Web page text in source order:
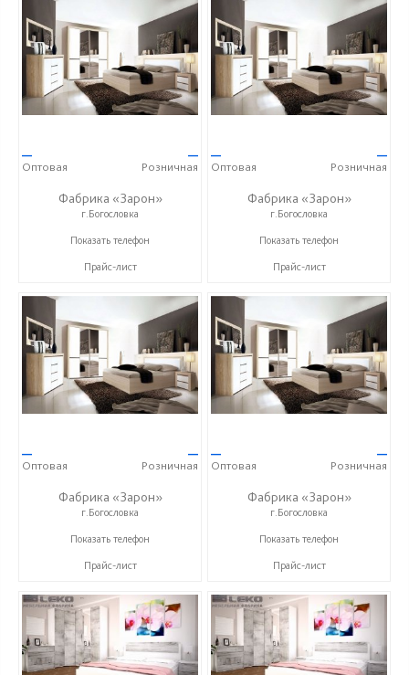
—
Оптовая
—
Розничная
Фабрика «Зарон»
г.Богословка
+7 (8412) 21-50-66
Показать телефон
Прайс-лист
—
Оптовая
—
Розничная
Фабрика «Зарон»
г.Богословка
+7 (8412) 21-50-66
Показать телефон
Прайс-лист
—
Оптовая
—
Розничная
Фабрика «Зарон»
г.Богословка
+7 (8412) 21-50-66
Показать телефон
Прайс-лист
—
Оптовая
—
Розничная
Фабрика «Зарон»
г.Богословка
+7 (8412) 21-50-66
Показать телефон
Прайс-лист